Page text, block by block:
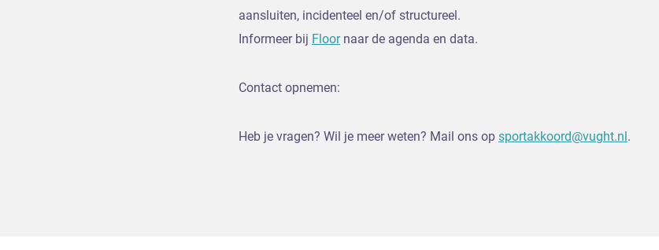
aansluiten, incidenteel en/of structureel.
Informeer bij Floornaar de agenda en data.
Contact opnemen:
Heb je vragen? Wil je meer weten? Mail ons op sportakkoord@vught.nl.